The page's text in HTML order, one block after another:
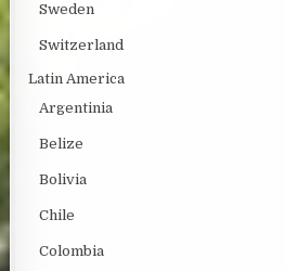
Sweden
Switzerland
Latin America
Argentinia
Belize
Bolivia
Chile
Colombia